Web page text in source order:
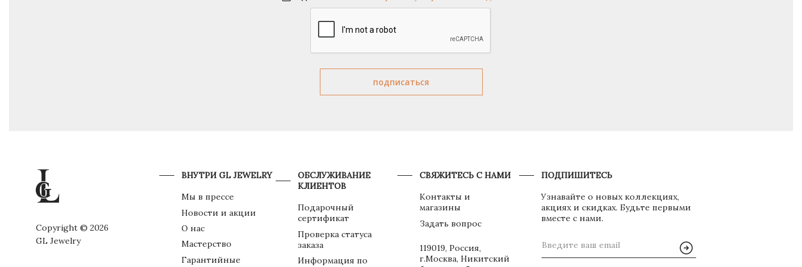
Copyright © 2026
GL Jewelry
ВНУТРИ GL JEWELRY
Мы в прессе
Новости и акции
О нас
Мастерство
Гарантийные
ОБСЛУЖИВАНИЕ
КЛИЕНТОВ
Подарочный
сертификат
Проверка статуса
заказа
Информация по
СВЯЖИТЕСЬ С НАМИ
Контакты и
магазины
Задать вопрос
119019, Россия,
г.Москва, Никитский
ПОДПИШИТЕСЬ
Узнавайте о новых коллекциях,
акциях и скидках. Будьте первыми
вместе с нами.